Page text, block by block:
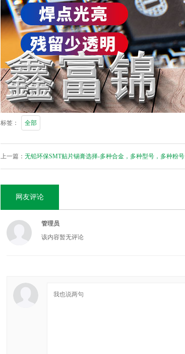
标签： 全部
上一篇： 无铅环保SMT贴片锡膏选择-多种合金，多种型号，多种粉号
网友评论
管理员
该内容暂无评论